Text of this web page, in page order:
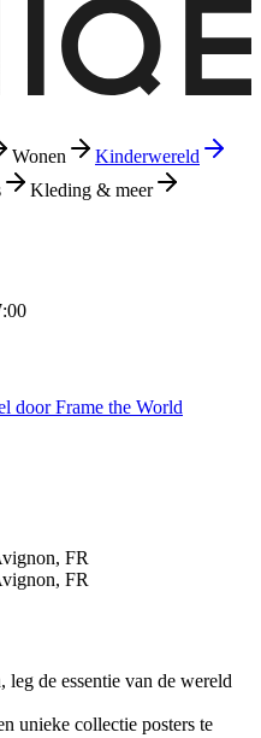
Wonen
Kinderwereld
Kleding & meer
FR
FR
de essentie van de wereld
unieke collectie posters te